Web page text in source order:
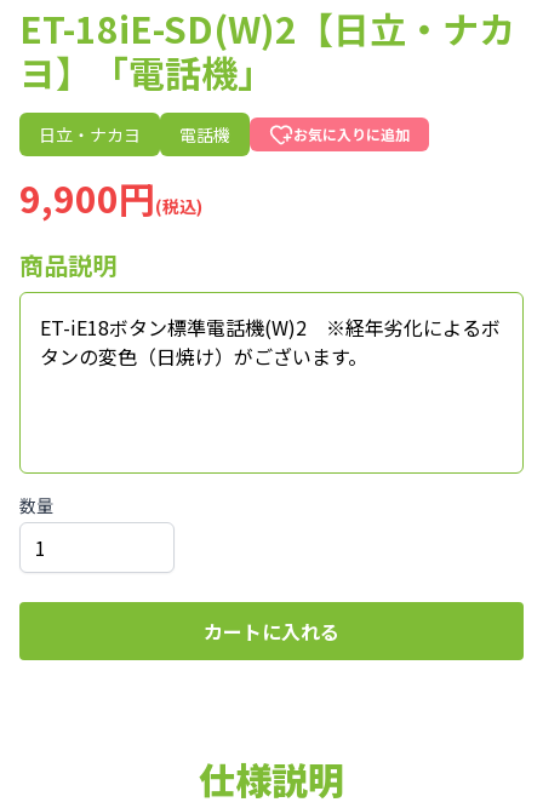
ET-18iE-SD(W)2【日立・ナカ
ヨ】「電話機」
日立・ナカヨ 電話機 お気に入りに追加
9,900円(税込)
商品説明
ET-iE18ボタン標準電話機(W)2 ※経年劣化によるボ
タンの変色（日焼け）がございます。
数量
カートに入れる
仕様説明